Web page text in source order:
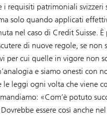
i requisiti patrimoniali svizzeri
solo quando applicati
nel caso di Credit Suisse.
di nuove regole, se non
per cui quelle in vigore non
e siamo onesti con
le leggi ogni volta che viene
«Com’è potuto
essere così anche